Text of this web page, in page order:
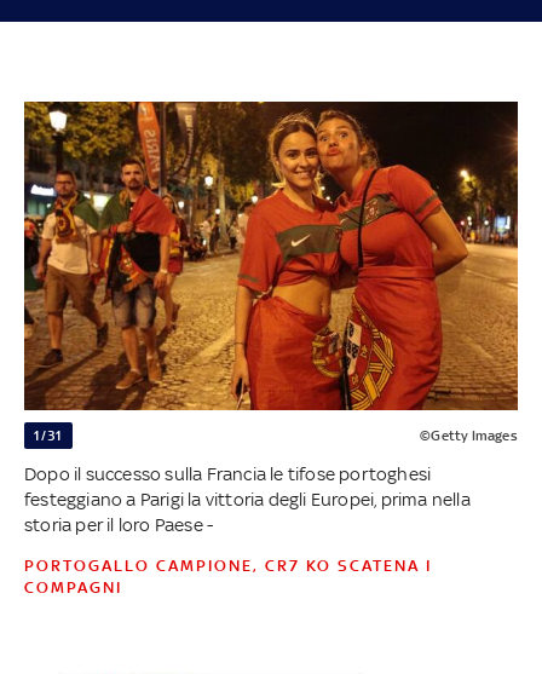
1/31 ©Getty Images
Dopo il successo sulla Francia le tifose portoghesi
festeggiano a Parigi la vittoria degli Europei, prima nella
storia per il loro Paese -
PORTOGALLO CAMPIONE, CR7 KO SCATENA I
COMPAGNI